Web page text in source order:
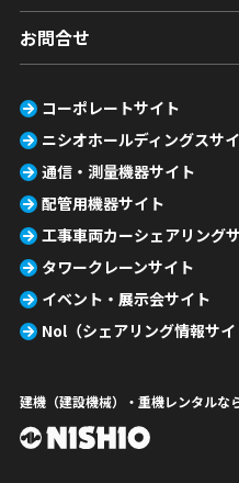
お問合せ
コーポレートサイト
ニシオホールディングスサ
通信・測量機器サイト
配管用機器サイト
工事車両カーシェアリング
タワークレーンサイト
イベント・展示会サイト
Nol（シェアリング情報サイ
建機（建設機械）・重機レンタルな